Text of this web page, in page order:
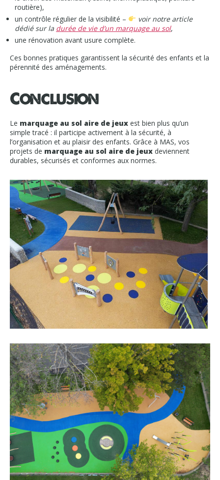
routière),
un contrôle régulier de la visibilité –
voir notre article
dédié sur la durée de vie d’un marquage au sol,
une rénovation avant usure complète.
Ces bonnes pratiques garantissent la sécurité des enfants et la
pérennité des aménagements.
Conclusion
Le marquage au sol aire de jeux est bien plus qu’un
simple tracé : il participe activement à la sécurité, à
l’organisation et au plaisir des enfants. Grâce à MAS, vos
projets de marquage au sol aire de jeux deviennent
durables, sécurisés et conformes aux normes.